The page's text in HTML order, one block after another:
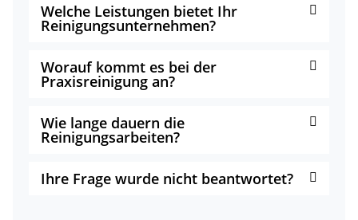
Welche Leistungen bietet Ihr
Reinigungsunternehmen?
Worauf kommt es bei der
Praxisreinigung an?
Wie lange dauern die
Reinigungsarbeiten?
Ihre Frage wurde nicht beantwortet?